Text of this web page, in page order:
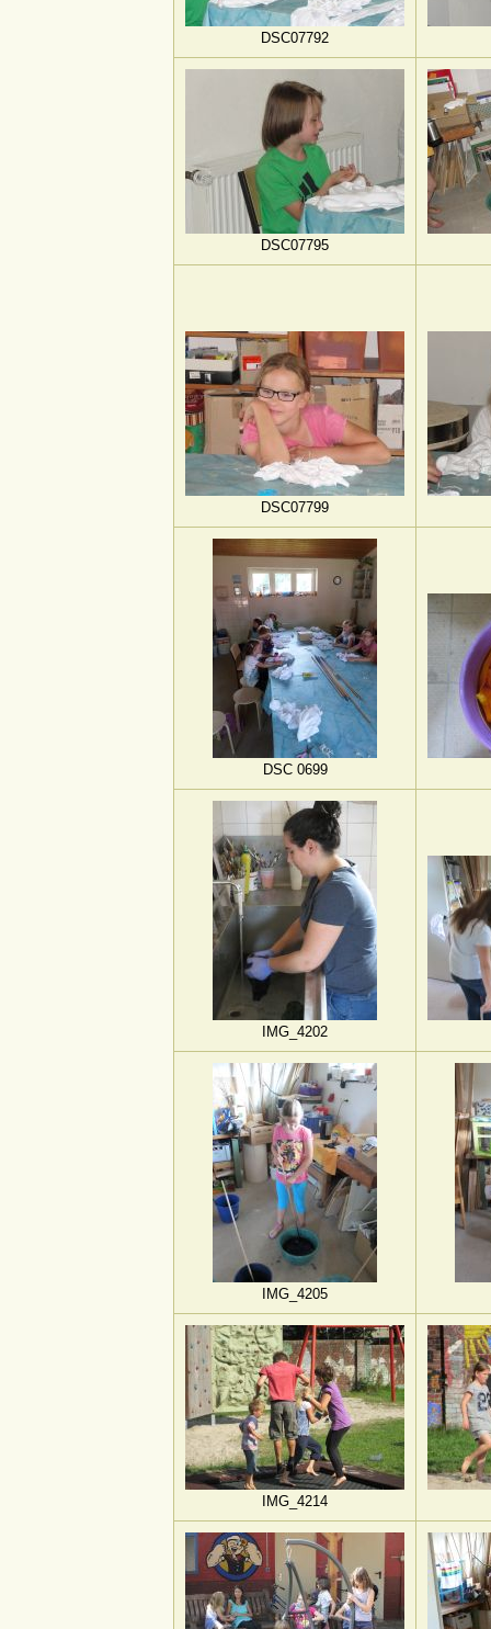
DSC07792
DSC07795
DSC07799
DSC 0699
IMG_4202
IMG_4205
IMG_4214